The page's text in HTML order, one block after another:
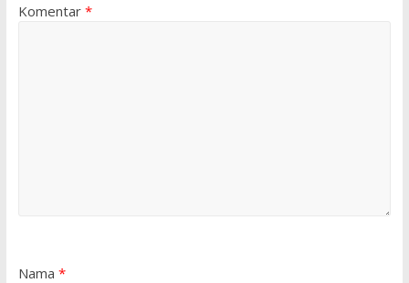
Komentar *
Nama *